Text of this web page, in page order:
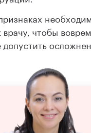
врачу, чтобы